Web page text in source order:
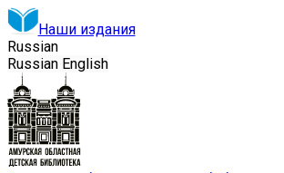
Наши издания
Russian
Russian English